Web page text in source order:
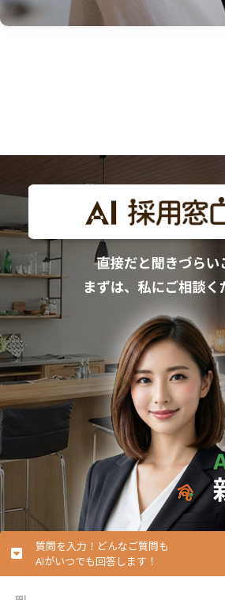
質問を入力！どんなご質問も
AIがいつでも回答します！